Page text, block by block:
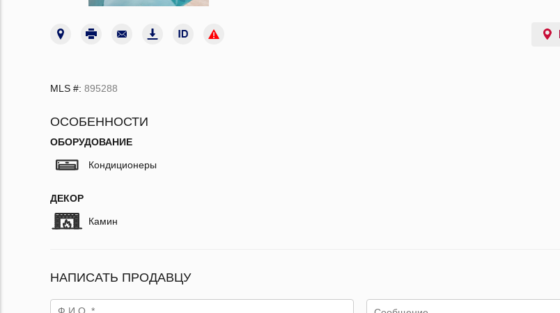
MLS #: 895288
ОСОБЕННОСТИ
ОБОРУДОВАНИЕ
Кондиционеры
ДЕКОР
Камин
НАПИСАТЬ ПРОДАВЦУ